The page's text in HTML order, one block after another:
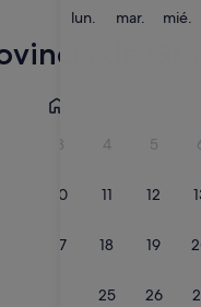
son
de
y
de
lun. lunesmar. martes
mié.
3 4 5
10 11 12
17 18 19
25 26
de
Almuñécar